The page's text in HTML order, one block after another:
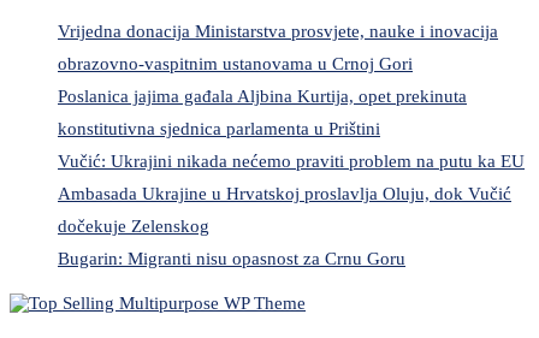
Vrijedna donacija Ministarstva prosvjete, nauke i inovacija
obrazovno-vaspitnim ustanovama u Crnoj Gori
Poslanica jajima gađala Aljbina Kurtija, opet prekinuta
konstitutivna sjednica parlamenta u Prištini
Vučić: Ukrajini nikada nećemo praviti problem na putu ka EU
Ambasada Ukrajine u Hrvatskoj proslavlja Oluju, dok Vučić
dočekuje Zelenskog
Bugarin: Migranti nisu opasnost za Crnu Goru